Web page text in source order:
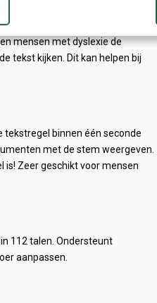
beluisteren.
mensen met dyslexie de
tekst kijken. Dit kan helpen bij
tekstregel binnen één seconde
met de stem weergeven.
is! Zeer geschikt voor mensen
112 talen. Ondersteunt
aanpassen.